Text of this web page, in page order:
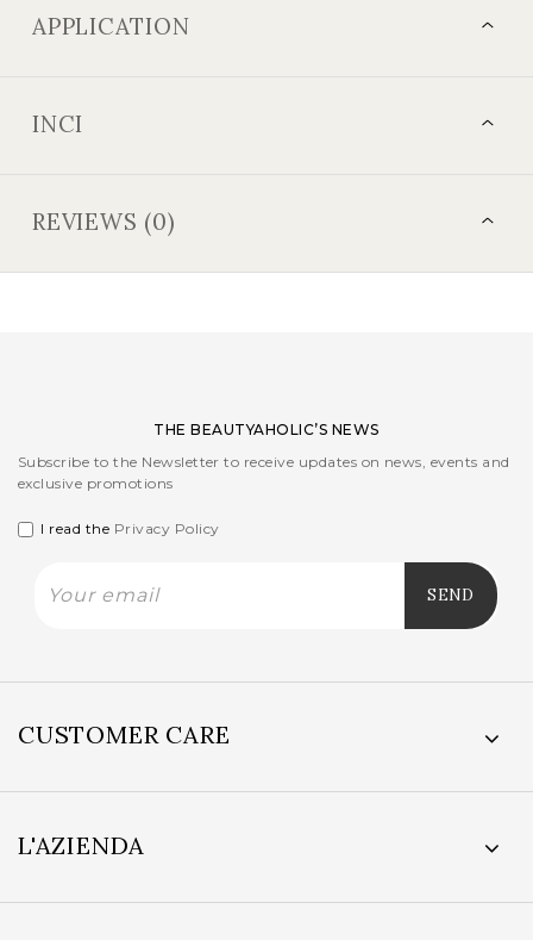
APPLICATION
INCI
REVIEWS (0)
THE BEAUTYAHOLIC’S NEWS
Subscribe to the Newsletter to receive updates on news, events and
exclusive promotions
I read the Privacy Policy
CUSTOMER CARE
L'AZIENDA